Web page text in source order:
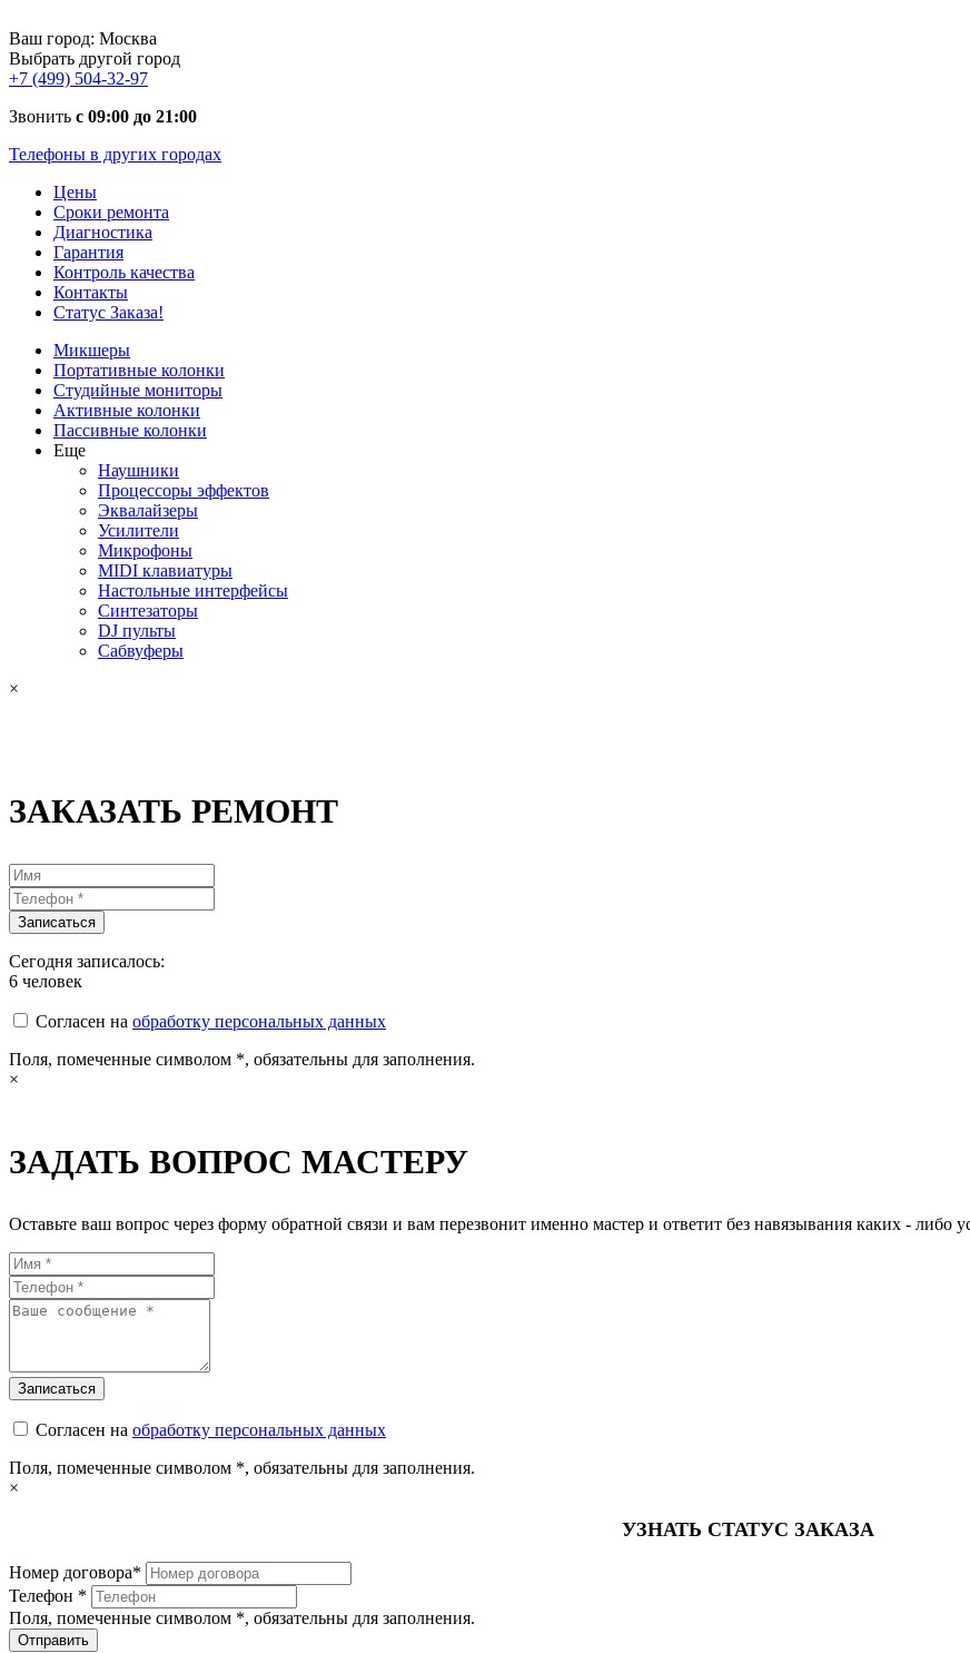
Ваш город: Москва
Выбрать другой город
+7 (499) 504-32-97
Звонить с 09:00 до 21:00
Телефоны в других городах
Цены
Сроки ремонта
Диагностика
Гарантия
Контроль качества
Контакты
Статус Заказа!
Микшеры
Портативные колонки
Студийные мониторы
Активные колонки
Пассивные колонки
Еще
Наушники
Процессоры эффектов
Эквалайзеры
Усилители
Микрофоны
MIDI клавиатуры
Настольные интерфейсы
Синтезаторы
DJ пульты
Сабвуферы
×
ЗАКАЗАТЬ РЕМОНТ
Сегодня записалось:
6 человек
Согласен на обработку персональных данных
Поля, помеченные символом *, обязательны для заполнения.
×
ЗАДАТЬ ВОПРОС МАСТЕРУ
Оставьте ваш вопрос через форму обратной связи и вам перезвонит именно мастер и ответит без навязывания каких - либо
Согласен на обработку персональных данных
Поля, помеченные символом *, обязательны для заполнения.
×
УЗНАТЬ СТАТУС ЗАКАЗА
Номер договора*
Телефон *
Поля, помеченные символом *, обязательны для заполнения.
Отправить